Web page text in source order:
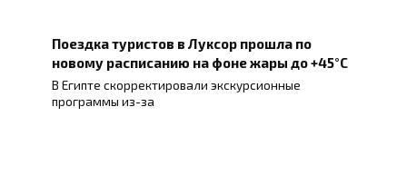
Поездка туристов в Луксор прошла по
новому расписанию на фоне жары до +45°C
В Египте скорректировали экскурсионные
программы из-за